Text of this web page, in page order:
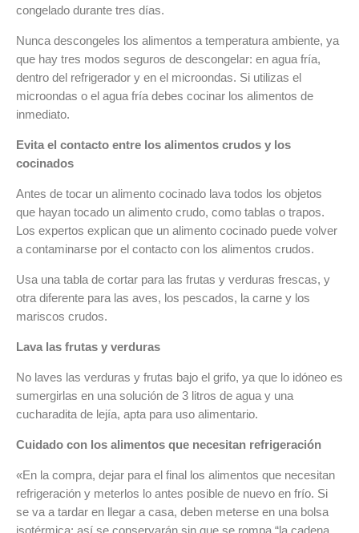
congelado durante tres días.
Nunca descongeles los alimentos a temperatura ambiente, ya
que hay tres modos seguros de descongelar: en agua fría,
dentro del refrigerador y en el microondas. Si utilizas el
microondas o el agua fría debes cocinar los alimentos de
inmediato.
Evita el contacto entre los alimentos crudos y los
cocinados
Antes de tocar un alimento cocinado lava todos los objetos
que hayan tocado un alimento crudo, como tablas o trapos.
Los expertos explican que un alimento cocinado puede volver
a contaminarse por el contacto con los alimentos crudos.
Usa una tabla de cortar para las frutas y verduras frescas, y
otra diferente para las aves, los pescados, la carne y los
mariscos crudos.
Lava las frutas y verduras
No laves las verduras y frutas bajo el grifo, ya que lo idóneo es
sumergirlas en una solución de 3 litros de agua y una
cucharadita de lejía, apta para uso alimentario.
Cuidado con los alimentos que necesitan refrigeración
«En la compra, dejar para el final los alimentos que necesitan
refrigeración y meterlos lo antes posible de nuevo en frío. Si
se va a tardar en llegar a casa, deben meterse en una bolsa